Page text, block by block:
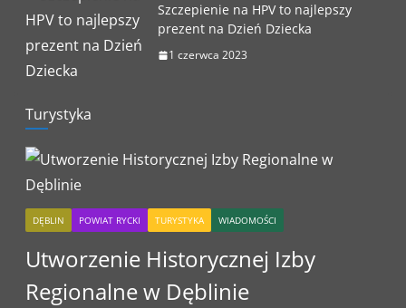
Szczepienie na HPV to najlepszy
prezent na Dzień Dziecka
1 czerwca 2023
Turystyka
DĘBLIN POWIAT RYCKI TURYSTYKA WIADOMOŚCI
Utworzenie Historycznej Izby
Regionalne w Dęblinie